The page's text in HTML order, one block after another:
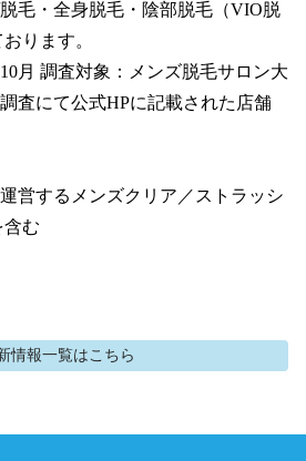
毛・全身脱毛・陰部脱毛（VIO脱
ります。
月 調査対象：メンズ脱毛サロン大
査にて公式HPに記載された店舗
営するメンズクリア／ストラッシ
含む
情報一覧はこちら